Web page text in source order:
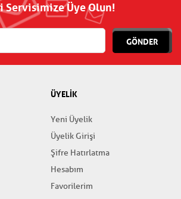
Servisimize Üye Olun!
GÖNDER
ÜYELİK
Yeni Üyelik
Üyelik Girişi
Şifre Hatırlatma
Hesabım
Favorilerim